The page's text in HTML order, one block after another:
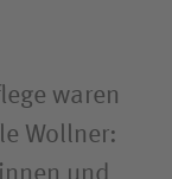
waren
Wollner:
und